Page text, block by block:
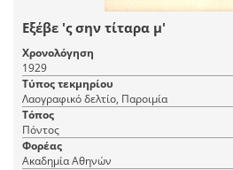
Εξέβε 'ς σην τίταρα μ'
Χρονολόγηση
1929
Τύπος τεκμηρίου
Λαογραφικό δελτίο, Παροιμία
Τόπος
Πόντος
Φορέας
Ακαδημία Αθηνών